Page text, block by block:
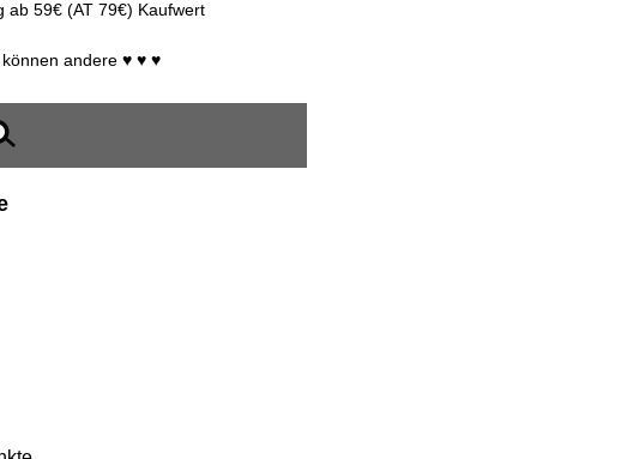
ab 59€ (AT 79€) Kaufwert
andere ♥ ♥ ♥